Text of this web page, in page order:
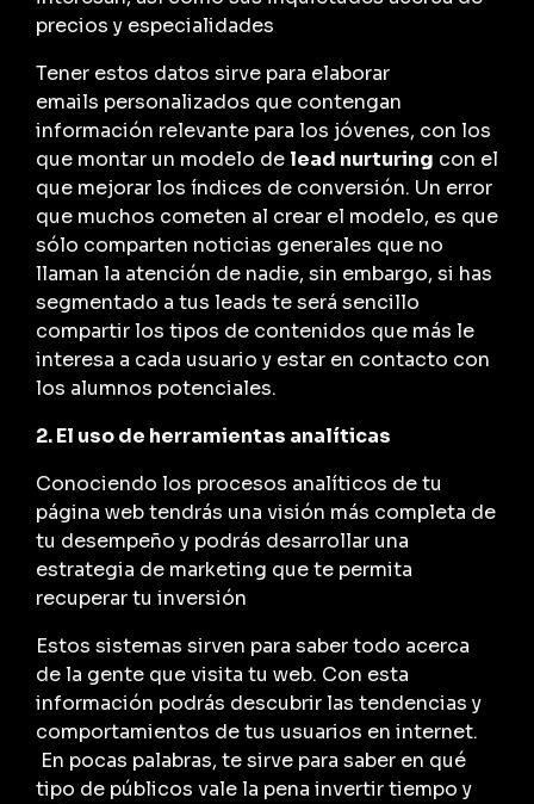
precios y especialidades
Tener estos datos sirve para elaborar
emails personalizados que contengan
información relevante para los jóvenes, con los
que montar un modelo de lead nurturing con el
que mejorar los índices de conversión. Un error
que muchos cometen al crear el modelo, es que
sólo comparten noticias generales que no
llaman la atención de nadie, sin embargo, si has
segmentado a tus leads te será sencillo
compartir los tipos de contenidos que más le
interesa a cada usuario y estar en contacto con
los alumnos potenciales.
2. El uso de herramientas analíticas
Conociendo los procesos analíticos de tu
página web tendrás una visión más completa de
tu desempeño y podrás desarrollar una
estrategia de marketing que te permita
recuperar tu inversión
Estos sistemas sirven para saber todo acerca
de la gente que visita tu web. Con esta
información podrás descubrir las tendencias y
comportamientos de tus usuarios en internet.
En pocas palabras, te sirve para saber en qué
tipo de públicos vale la pena invertir tiempo y